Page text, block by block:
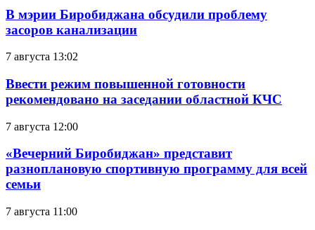
В мэрии Биробиджана обсудили проблему
засоров канализации
7 августа 13:02
Ввести режим повышенной готовности
рекомендовано на заседании областной КЧС
7 августа 12:00
«Вечерний Биробиджан» представит
разноплановую спортивную программу для всей
семьи
7 августа 11:00